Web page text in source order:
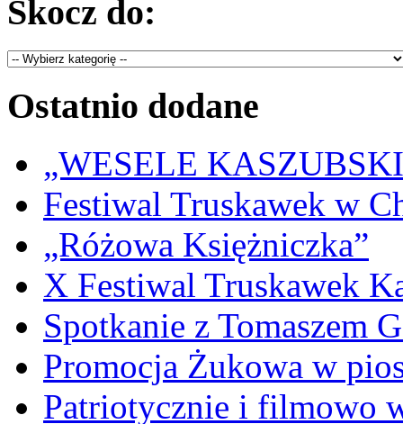
Skocz do:
Ostatnio dodane
„WESELE
Festiwal Truskawek w
„Różowa Księżniczka”
X Festiwal Truskawek
Spotkanie z Tomaszem
Promocja Żukowa w
Patriotycznie i filmowo